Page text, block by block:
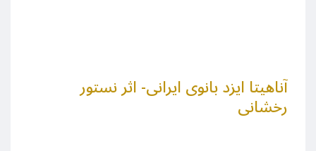
آناهیتا ایزد بانوی ایرانی- اثر نستور
رخشانی